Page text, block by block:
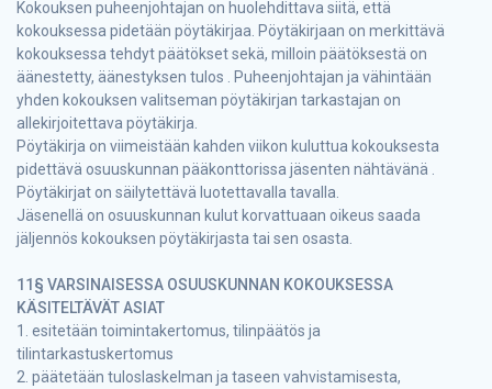
Kokouksen puheenjohtajan on huolehdittava siitä, että
kokouksessa pidetään pöytäkirjaa. Pöytäkirjaan on merkittävä
kokouksessa tehdyt päätökset sekä, milloin päätöksestä on
äänestetty, äänestyksen tulos . Puheenjohtajan ja vähintään
yhden kokouksen valitseman pöytäkirjan tarkastajan on
allekirjoitettava pöytäkirja.
Pöytäkirja on viimeistään kahden viikon kuluttua kokouksesta
pidettävä osuuskunnan pääkonttorissa jäsenten nähtävänä .
Pöytäkirjat on säilytettävä luotettavalla tavalla.
Jäsenellä on osuuskunnan kulut korvattuaan oikeus saada
jäljennös kokouksen pöytäkirjasta tai sen osasta.
11§ VARSINAISESSA OSUUSKUNNAN KOKOUKSESSA
KÄSITELTÄVÄT ASIAT
1. esitetään toimintakertomus, tilinpäätös ja
tilintarkastuskertomus
2. päätetään tuloslaskelman ja taseen vahvistamisesta,